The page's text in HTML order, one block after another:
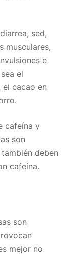
sed,
musculares,
e
el
cacao en
cafeína y
son
deben
cafeína.
son
mejor no